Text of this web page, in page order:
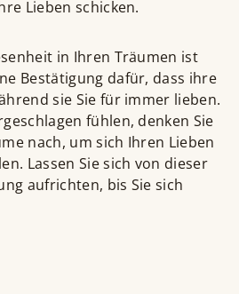
Lieben schicken.
in Ihren Träumen ist
Bestätigung dafür, dass ihre
sie Sie für immer lieben.
fühlen, denken Sie
nach, um sich Ihren Lieben
Lassen Sie sich von dieser
aufrichten, bis Sie sich